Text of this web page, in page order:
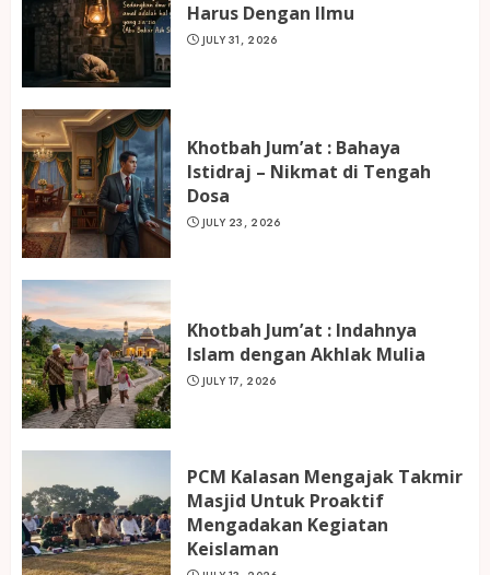
Harus Dengan Ilmu
JULY 31, 2026
Khotbah Jum’at : Bahaya
Istidraj – Nikmat di Tengah
Dosa
JULY 23, 2026
Khotbah Jum’at : Indahnya
Islam dengan Akhlak Mulia
JULY 17, 2026
PCM Kalasan Mengajak Takmir
Masjid Untuk Proaktif
Mengadakan Kegiatan
Keislaman